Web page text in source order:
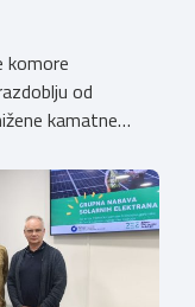
komore
od
kamatne
Obrtničke
temeljem
godinu
sljedećem: